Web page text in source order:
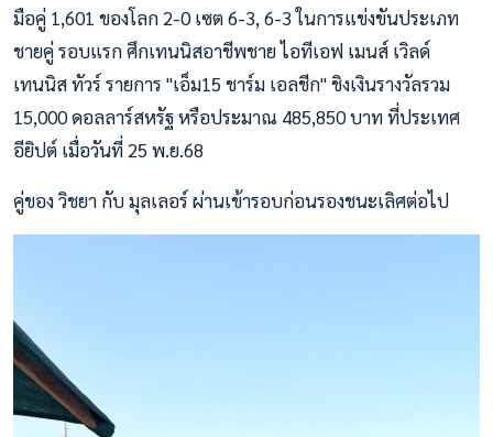
มือคู่ 1,601 ของโลก 2-0 เซต 6-3, 6-3 ในการแข่งขันประเภท
ชายคู่ รอบแรก ศึกเทนนิสอาชีพชาย ไอทีเอฟ เมนส์ เวิลด์
เทนนิส ทัวร์ รายการ "เอ็ม15 ชาร์ม เอลชีก" ชิงเงินรางวัลรวม
15,000 ดอลลาร์สหรัฐ หรือประมาณ 485,850 บาท ที่ประเทศ
อียิปต์ เมื่อวันที่ 25 พ.ย.68
คู่ของ วิชยา กับ มุลเลอร์ ผ่านเข้ารอบก่อนรองชนะเลิศต่อไป